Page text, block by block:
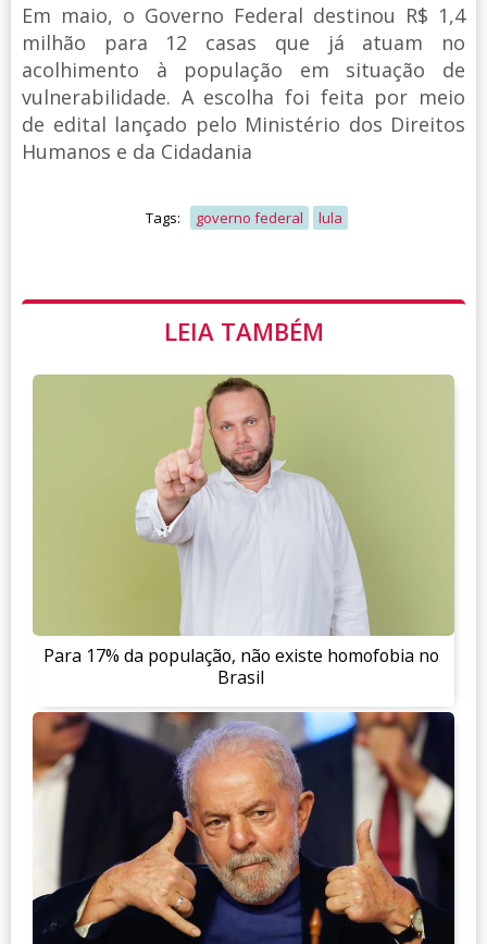
Em maio, o Governo Federal destinou R$ 1,4
milhão para 12 casas que já atuam no
acolhimento à população em situação de
vulnerabilidade. A escolha foi feita por meio
de edital lançado pelo Ministério dos Direitos
Humanos e da Cidadania
Tags: governo federal lula
LEIA TAMBÉM
Para 17% da população, não existe homofobia no
Brasil